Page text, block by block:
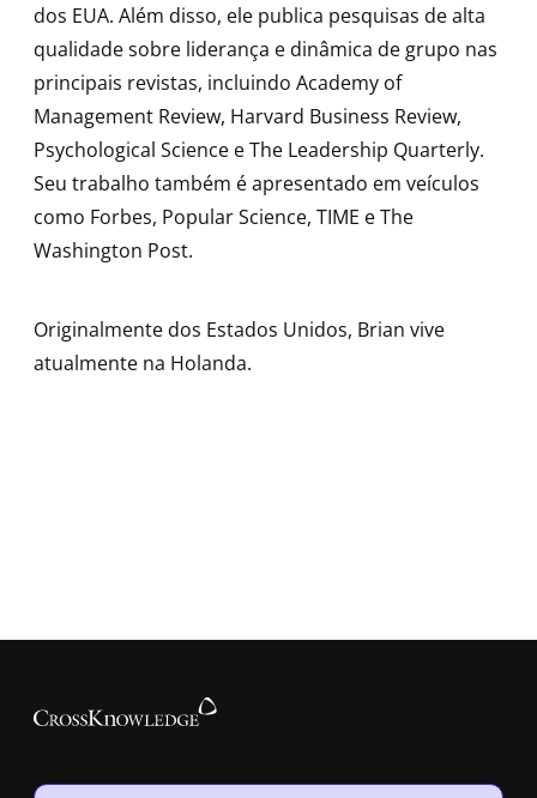
dos EUA. Além disso, ele publica pesquisas de alta
qualidade sobre liderança e dinâmica de grupo nas
principais revistas, incluindo Academy of
Management Review, Harvard Business Review,
Psychological Science eThe Leadership Quarterly.
Seu trabalho também é apresentado em veículos
como Forbes, Popular Science, TIME eThe
Washington Post.
Originalmente dos Estados Unidos, Brian vive
atualmente na Holanda.